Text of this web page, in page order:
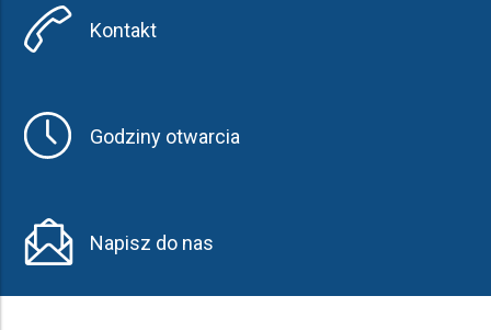
Kontakt
Godziny otwarcia
Napisz do nas